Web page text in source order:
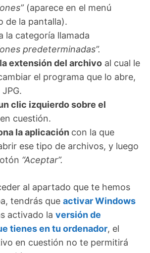
(aparece en el menú
de la pantalla).
la categoría llamada
predeterminadas”.
extensión del archivo al cual le
el programa que lo abre,
clic izquierdo sobre el
en cuestión.
la aplicación con la que
ese tipo de archivos, y luego
“Aceptar”.
al apartado que te hemos
tendrás que activar Windows
activado la versión de
tienes en tu ordenador, el
en cuestión no te permitirá